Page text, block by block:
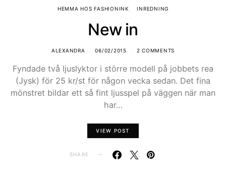
HEMMA HOS FASHIONINK INREDNING
New in
ALEXANDRA 06/02/2015 2 COMMENTS
Fyndade två ljuslyktor i större modell på jobbets rea
(Jysk) för 25 kr/st för någon vecka sedan. Det fina
mönstret bildar ett så fint ljusspel på väggen när man
har…
VIEW POST
SHARE